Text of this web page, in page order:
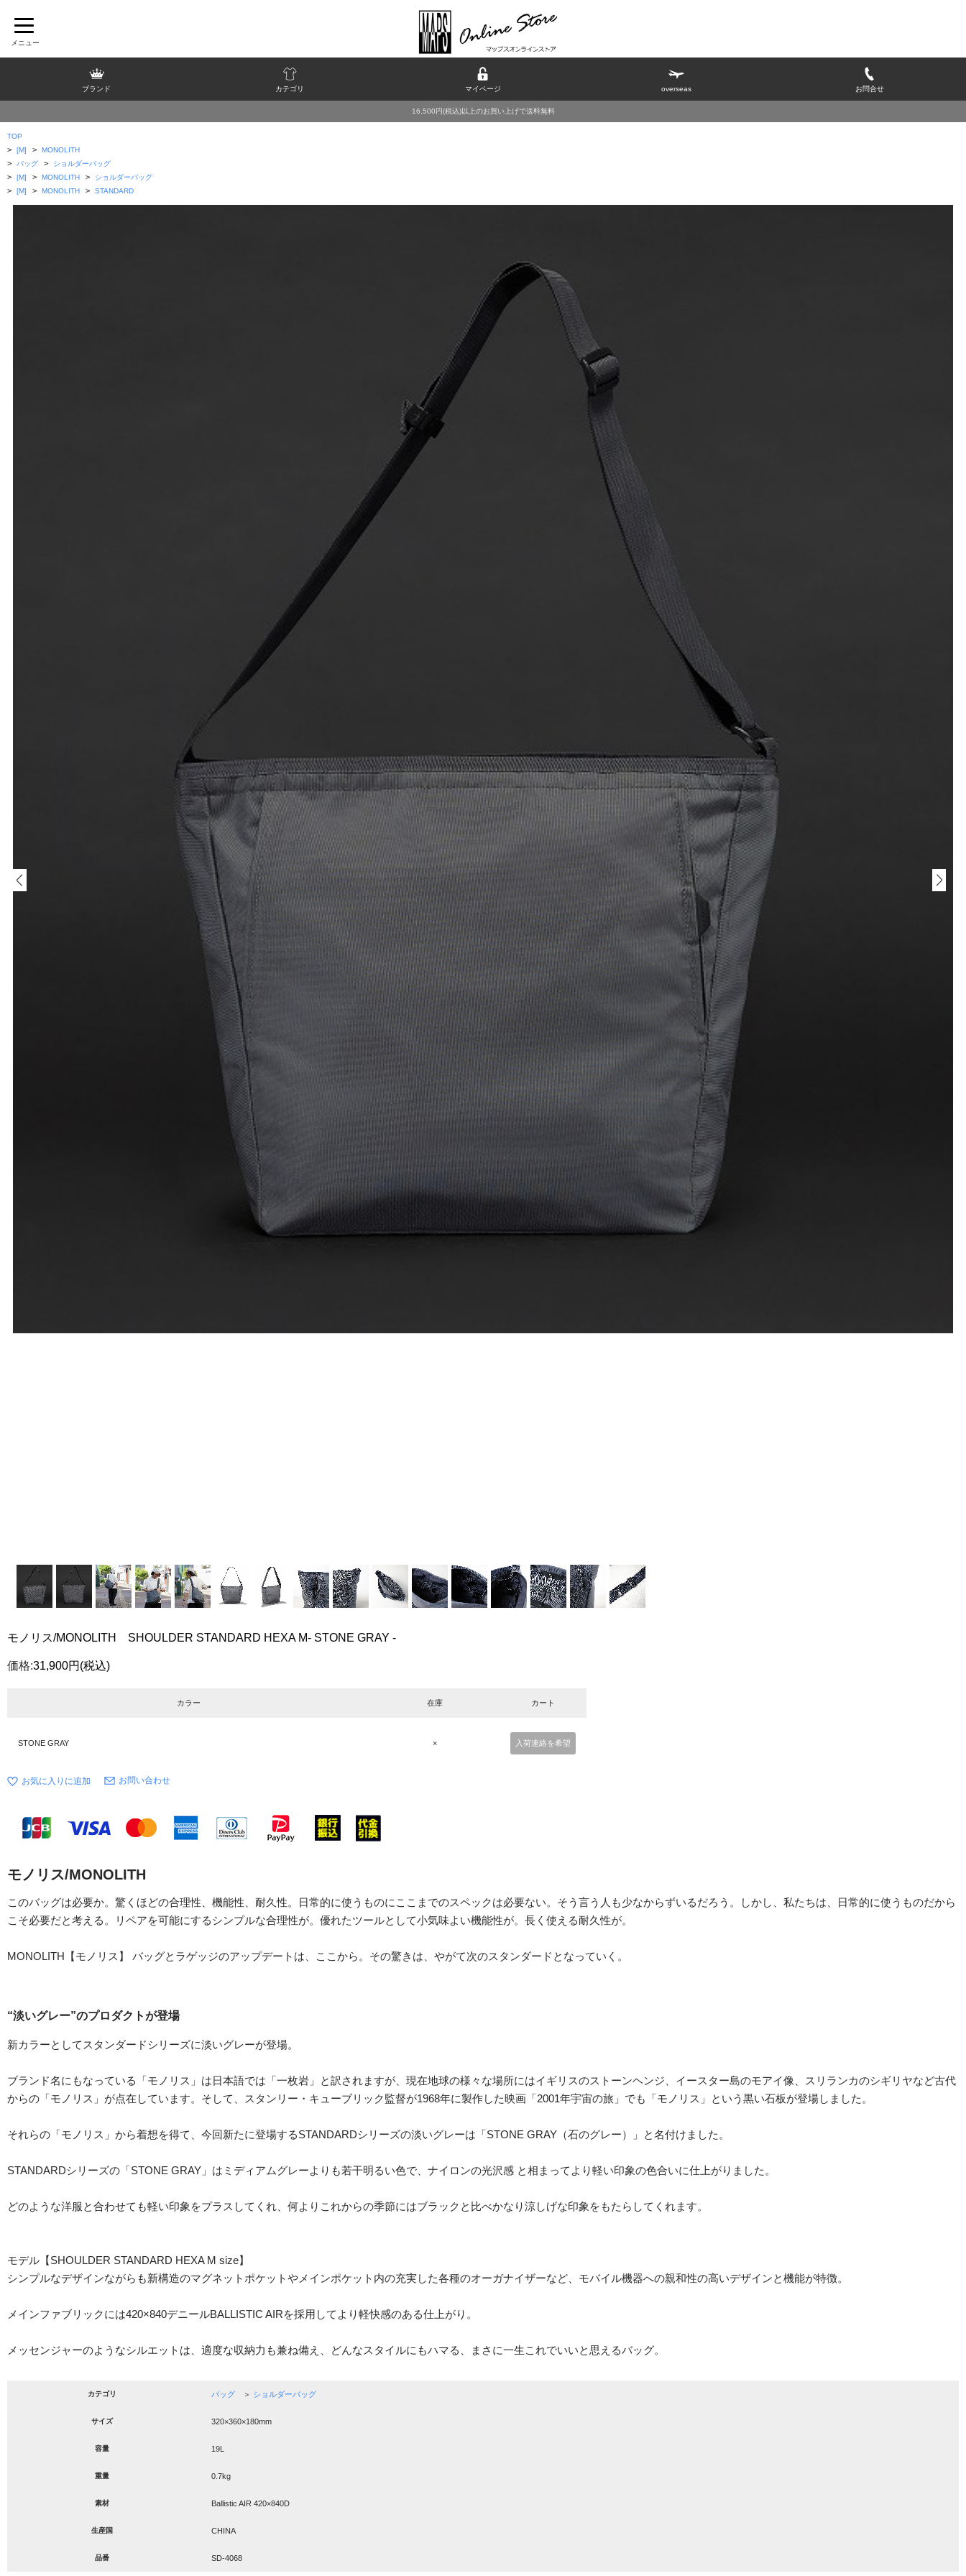
ブランド カテゴリ マイページ overseas お問合せ
16,500円(税込)以上のお買い上げで送料無料
TOP
> [M] > MONOLITH
> バッグ > ショルダーバッグ
> [M] > MONOLITH > ショルダーバッグ
> [M] > MONOLITH > STANDARD
モノリス/MONOLITH SHOULDER STANDARD HEXA M- STONE GRAY -
価格:31,900円 (税込)
カラー 在庫 カート
STONE GRAY × 入荷連絡を希望
お問い合わせ
モノリス/MONOLITH
このバッグは必要か。驚くほどの合理性、機能性、耐久性。日常的に使うものにここまでのスペックは必要ない。そう言う人も少なからずいるだろう。しかし、私たちは、日常的に使うものだから
こそ必要だと考える。リペアを可能にするシンプルな合理性が。優れたツールとして小気味よい機能性が。長く使える耐久性が。
MONOLITH【モノリス】 バッグとラゲッジのアップデートは、ここから。その驚きは、やがて次のスタンダードとなっていく。
“淡いグレー”のプロダクトが登場
新カラーとしてスタンダードシリーズに淡いグレーが登場。
ブランド名にもなっている「モノリス」は日本語では「一枚岩」と訳されますが、現在地球の様々な場所にはイギリスのストーンヘンジ、イースター島のモアイ像、スリランカのシギリヤなど古代
からの「モノリス」が点在しています。そして、スタンリー・キューブリック監督が1968年に製作した映画「2001年宇宙の旅」でも「モノリス」という黒い石板が登場しました。
それらの「モノリス」から着想を得て、今回新たに登場するSTANDARDシリーズの淡いグレーは「STONE GRAY（石のグレー）」と名付けました。
STANDARDシリーズの「STONE GRAY」はミディアムグレーよりも若干明るい色で、ナイロンの光沢感 と相まってより軽い印象の色合いに仕上がりました。
どのような洋服と合わせても軽い印象をプラスしてくれ、何よりこれからの季節にはブラックと比べかなり涼しげな印象をもたらしてくれます。
モデル【SHOULDER STANDARD HEXA M size】
シンプルなデザインながらも新構造のマグネットポケットやメインポケット内の充実した各種のオーガナイザーなど、モバイル機器への親和性の高いデザインと機能が特徴。
メインファブリックには420×840デニールBALLISTIC AIRを採用してより軽快感のある仕上がり。
メッセンジャーのようなシルエットは、適度な収納力も兼ね備え、どんなスタイルにもハマる、まさに一生これでいいと思えるバッグ。
カテゴリ バッグ ＞ ショルダーバッグ
サイズ 320×360×180mm
容量 19L
重量 0.7kg
素材 Ballistic AIR 420×840D
生産国 CHINA
品番 SD-4068